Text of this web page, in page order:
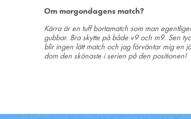
Om morgondagens match?
Kärra är en tuff bortamatch som man
gubbar. Bra skytte på både v9 och m9. Sen
blir ingen lätt match och jag förväntar mig en
dom den skönaste i serien på den positionen!